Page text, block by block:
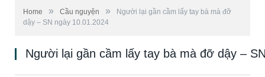
Home » Cầu nguyện »
Người lại gần cầm lấy tay bà mà đỡ
dậy – SN ngày 10.01.2024
Người lại gần cầm lấy tay bà mà đỡ dậy –